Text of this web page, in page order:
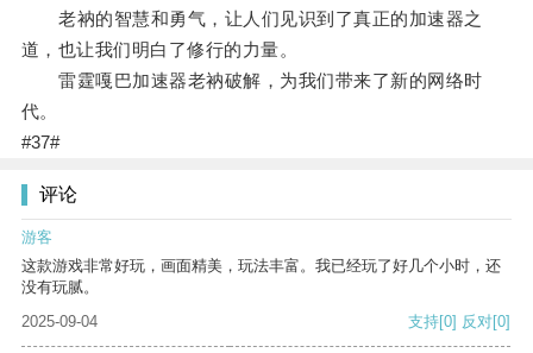
老衲的智慧和勇气，让人们见识到了真正的加速器之
道，也让我们明白了修行的力量。
雷霆嘎巴加速器老衲破解，为我们带来了新的网络时
代。
#37#
评论
游客
这款游戏非常好玩，画面精美，玩法丰富。我已经玩了好几个小时，还
没有玩腻。
2025-09-04
支持[0] 反对[0]